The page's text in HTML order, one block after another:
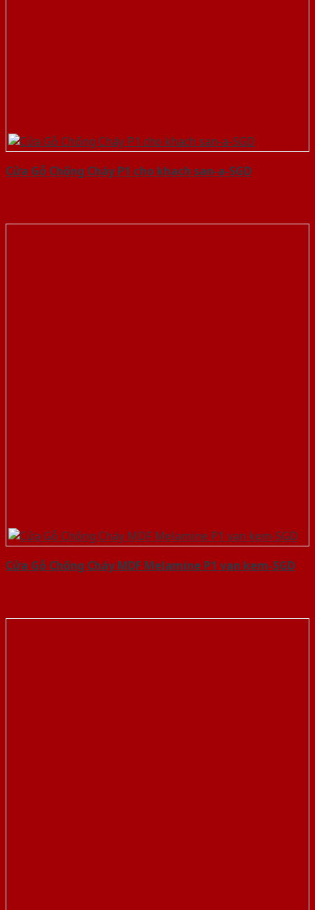
Cửa Gỗ Chống Cháy P1 cho khach san-a-SGD
Cửa Gỗ Chống Cháy MDF Melamine P1 van kem-SGD